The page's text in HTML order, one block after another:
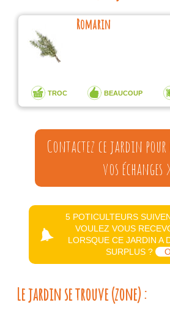
Romarin
TROC BEAUCOUP
Contactez ce jardin
vos échanges >
5 POTICULTEURS
VOULEZ VOUS
LORSQUE CE JARDIN A
SURPLUS ?
Le jardin se trouve (zone) :